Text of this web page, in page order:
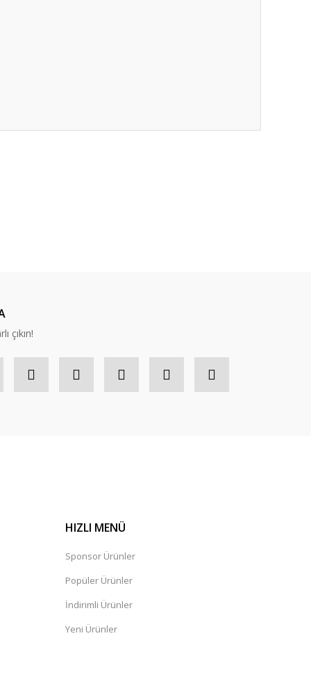
çıkın!
HIZLI MENÜ
Sponsor Ürünler
Popüler Ürünler
İndirimli Ürünler
Yeni Ürünler